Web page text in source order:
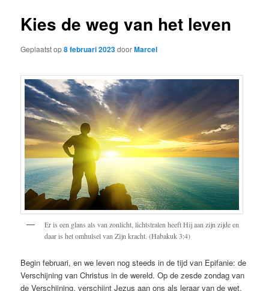
Kies de weg van het leven
Geplaatst op8 februari 2023doorMarcel
Er is een glans als van zonlicht, lichtstralen heeft Hij aan zijn zijde en
daar is het omhulsel van Zijn kracht. (Habakuk 3:4)
Begin februari, en we leven nog steeds in de tijd van Epifanie: de
Verschijning van Christus in de wereld. Op de zesde zondag van
de Verschijning, verschijnt Jezus aan ons als leraar van de wet.